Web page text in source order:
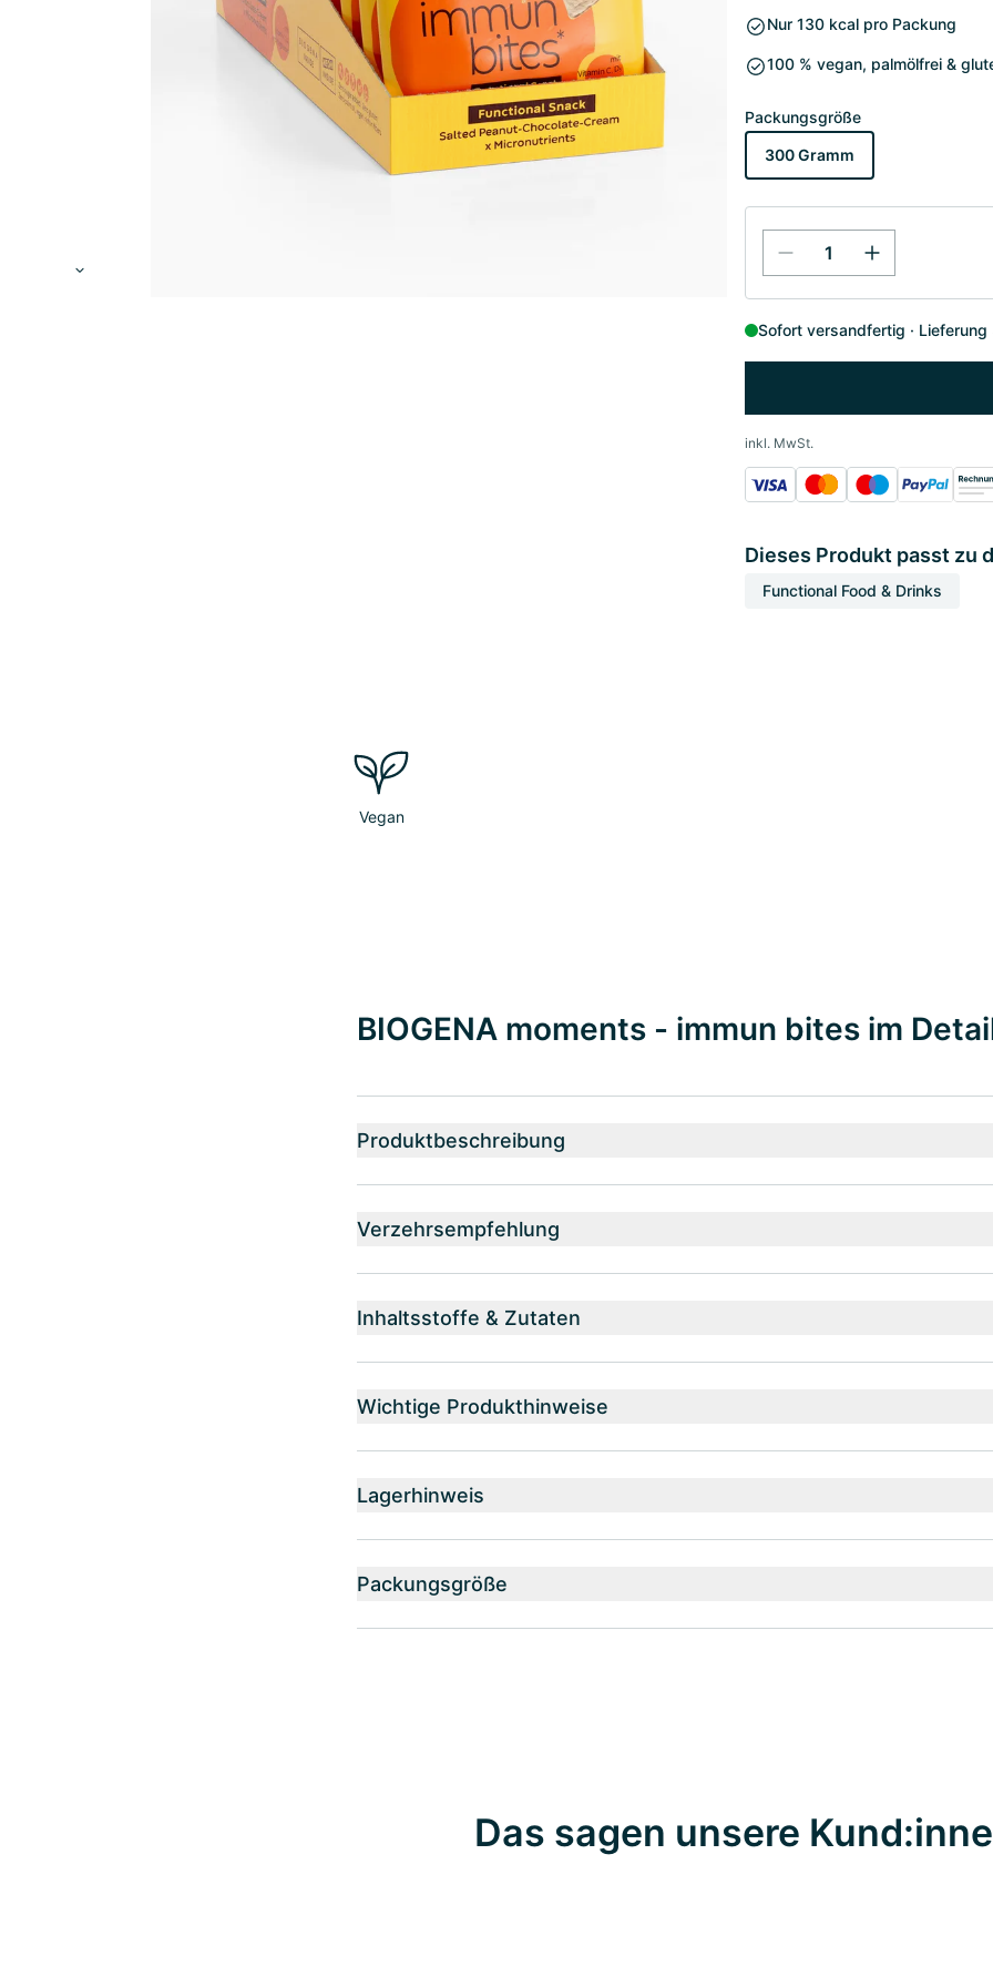
Nur 130 kcal pro Packung
100 % vegan, palmölfrei &
Packungsgröße
300 Gramm
Sofort versandfertig
inkl. MwSt.
Dieses Produkt passt zu
Functional Food & Drinks
Vegan
BIOGENA moments - immun bites im
Produktbeschreibung
Verzehrsempfehlung
Inhaltsstoffe & Zutaten
Wichtige Produkthinweise
Lagerhinweis
Packungsgröße
Das sagen unsere